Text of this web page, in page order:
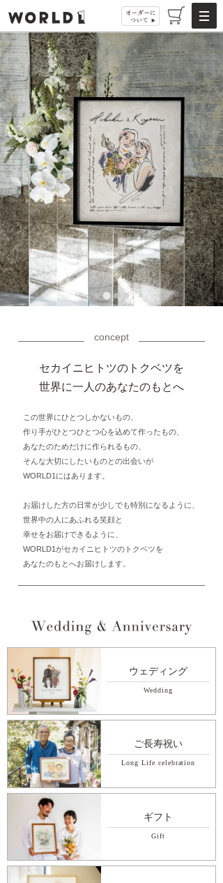
concept
セカイニヒトツのトクベツを
世界に一人のあなたのもとへ
この世界にひとつしかないもの、
作り手がひとつひとつ心を込めて作ったもの、
あなたのためだけに作られるもの、
そんな大切にしたいものとの出会いが
WORLD1にはあります。
お届けした方の日常が少しでも特別になるように、
世界中の人にあふれる笑顔と
幸せをお届けできるように、
WORLD1がセカイニヒトツのトクベツを
あなたのもとへお届けします。
ウェディング
Wedding
ご長寿祝い
Long Life celebration
ギフト
Gift